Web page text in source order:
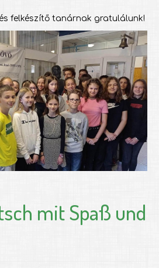
felkészítő tanárnak gratulálunk!
mit Spaß und